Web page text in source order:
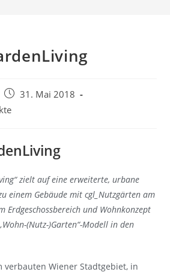
Beitrag
veröffentlicht:
31. Mai 2018
zielt auf eine erweiterte, urbane
einem Gebäude mit cgl_Nutzgärten am
Erdgeschossbereich und Wohnkonzept
(Nutz-)Garten“-Modell in den
verbauten Wiener Stadtgebiet, in